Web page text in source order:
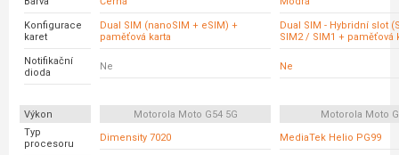
Konfigurace
karet
Dual SIM (nanoSIM + eSIM) +
paměťová karta
Dual SIM - Hybridní slot
SIM2 / SIM1 + paměťová
Notifikační
dioda
Ne Ne
Výkon Motorola Moto G54 5G
Motorola Moto
Typ
procesoru
Dimensity 7020 MediaTek Helio PG99